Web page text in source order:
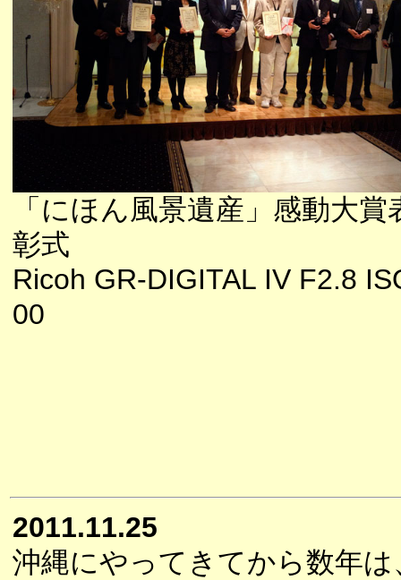
「にほん風景遺産」感動大賞
彰式
Ricoh GR-DIGITAL IV F2.8
00
2011.11.25
沖縄にやってきてから数年